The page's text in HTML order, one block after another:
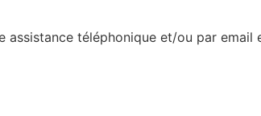
téléphonique et/ou par email